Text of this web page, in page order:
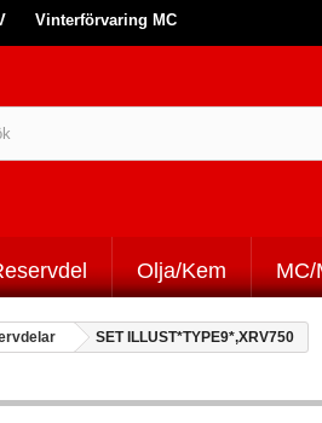
Vinterförvaring MC
Olja/Kem MC/
SET ILLUST*TYPE9*,XRV750